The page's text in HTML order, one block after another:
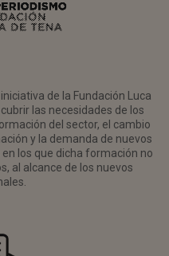
de la Fundación Luca
las necesidades de los
del sector, el cambio
y la demanda de nuevos
los que dicha formación no
al alcance de los nuevos